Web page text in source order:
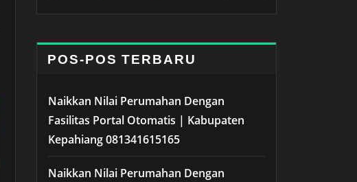
POS-POS TERBARU
Naikkan Nilai Perumahan Dengan
Fasilitas Portal Otomatis | Kabupaten
Kepahiang 081341615165
Naikkan Nilai Perumahan Dengan